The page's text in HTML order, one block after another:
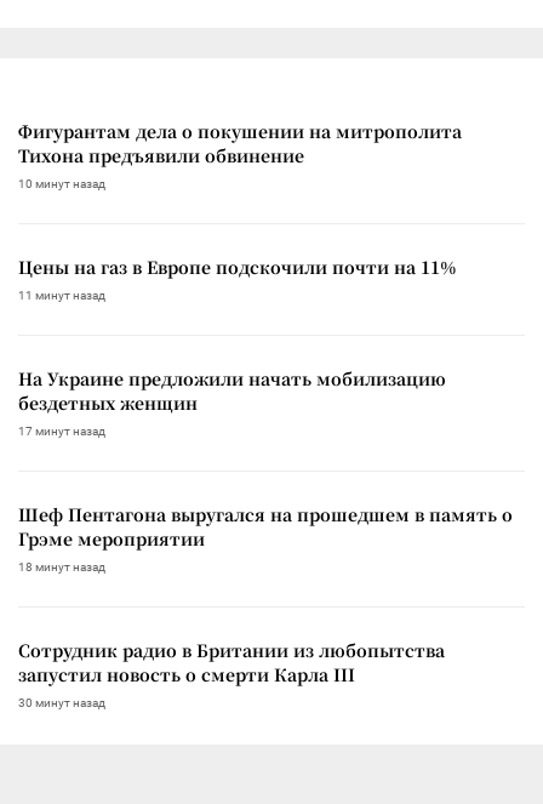
Фигурантам дела о покушении на митрополита
Тихона предъявили обвинение
10 минут назад
Цены на газ в Европе подскочили почти на 11%
11 минут назад
На Украине предложили начать мобилизацию
бездетных женщин
17 минут назад
Шеф Пентагона выругался на прошедшем в память о
Грэме мероприятии
18 минут назад
Сотрудник радио в Британии из любопытства
запустил новость о смерти Карла III
30 минут назад